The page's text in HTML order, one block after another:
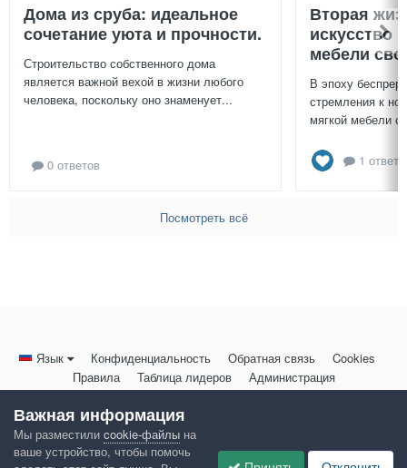
Дома из сруба: идеальное
сочетание уюта и прочности.
Строительство собственного дома
является важной вехой в жизни любого
человека, поскольку оно знаменует...
0 ответов
Вторая
искусство
мебели
В эпоху
стремления к
мягкой мебели
1 ответ
Посмотреть всё
Язык Конфиденциальность Обратная связь
Cookies
Правила
Таблица лидеров Администрация
Powered by Invision Community
Важная информация
Мы разместили cookie-файлы на
ваше устройство, чтобы помочь